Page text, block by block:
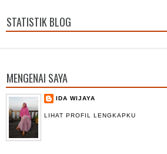
STATISTIK BLOG
MENGENAI SAYA
IDA WIJAYA
LIHAT PROFIL LENGKAPKU